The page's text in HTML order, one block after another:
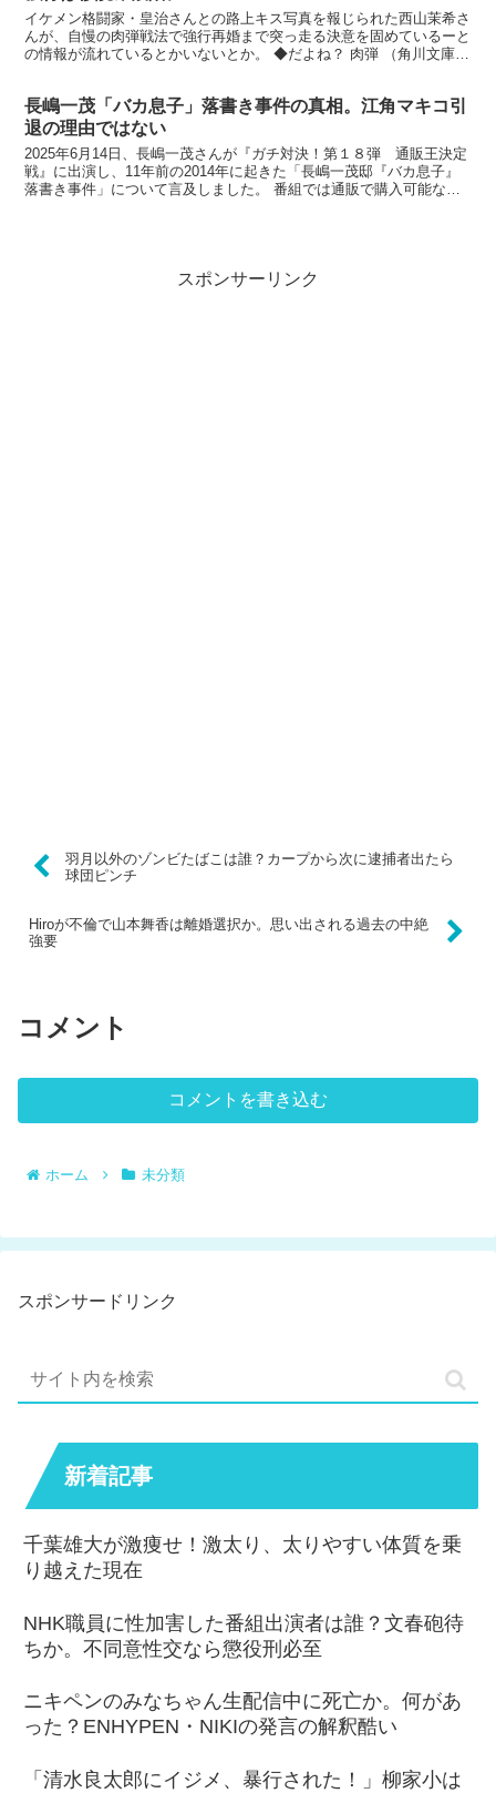
イケメン格闘家・皇治さんとの路上キス写真を報じられた西山茉希さ
んが、自慢の肉弾戦法で強行再婚まで突っ走る決意を固めているーと
の情報が流れているとかいないとか。 ◆だよね？ 肉弾 （角川文庫）
長嶋一茂「バカ息子」落書き事件の真相。江角マキコ引
退の理由ではない
2025年6月14日、長嶋一茂さんが『ガチ対決！第１８弾 通販王決定
戦』に出演し、11年前の2014年に起きた「長嶋一茂邸『バカ息子』
落書き事件」について言及しました。 番組では通販で購入可能な
スポンサーリンク
羽月以外のゾンビたばこは誰？カープから次に逮捕者出たら
球団ピンチ
Hiroが不倫で山本舞香は離婚選択か。思い出される過去の中絶
強要
コメント
コメントを書き込む
ホーム 未分類
スポンサードリンク
新着記事
千葉雄大が激痩せ！激太り、太りやすい体質を乗
り越えた現在
NHK職員に性加害した番組出演者は誰？文春砲待
ちか。不同意性交なら懲役刑必至
ニキペンのみなちゃん生配信中に死亡か。何があ
った？ENHYPEN・NIKIの発言の解釈酷い
「清水良太郎にイジメ、暴行された！」柳家小は